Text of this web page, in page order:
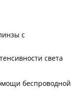
с
света
беспроводной